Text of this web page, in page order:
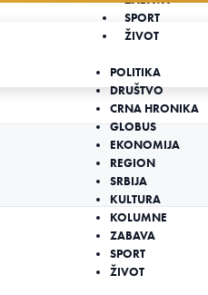
SPORT
ŽIVOT
POLITIKA
DRUŠTVO
CRNA HRONIKA
GLOBUS
EKONOMIJA
REGION
SRBIJA
KULTURA
KOLUMNE
ZABAVA
SPORT
ŽIVOT